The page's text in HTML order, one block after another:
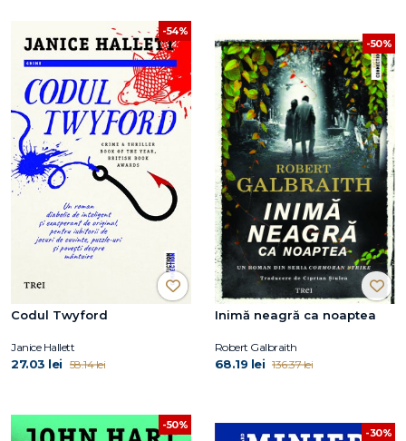
-54%
Codul Twyford
Janice Hallett
27.03 lei 58.14 lei
-50%
Inimă neagră ca noaptea
Robert Galbraith
68.19 lei 136.37 lei
-50%
-30%